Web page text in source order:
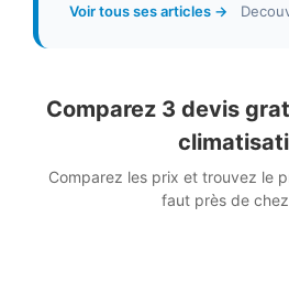
Voir tous ses articles →
Comparez 3 devis
Comparez les prix et trouvez le
faut près de